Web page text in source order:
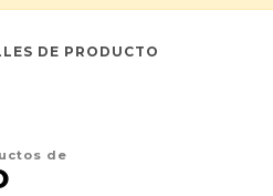
DE PRODUCTO
de